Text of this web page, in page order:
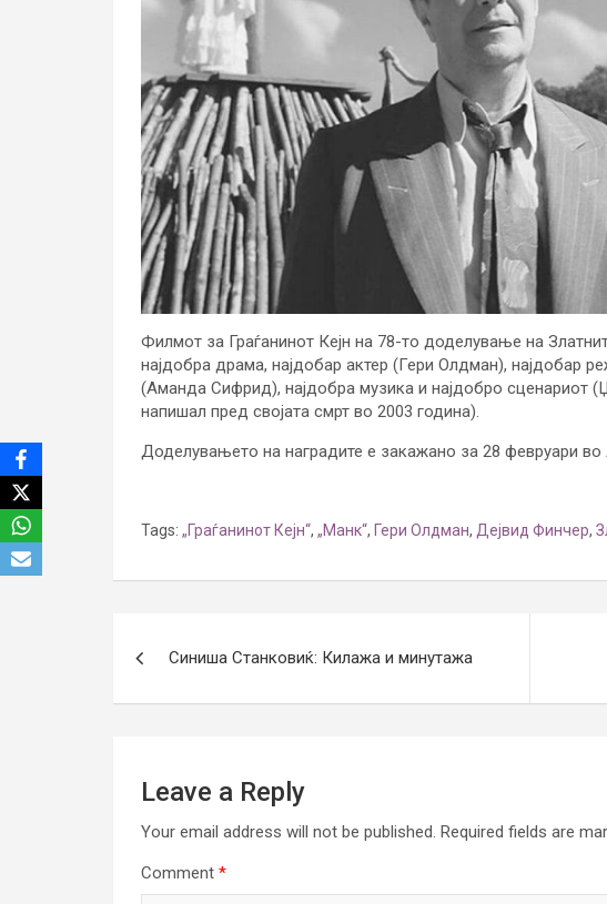
Филмот за Граѓанинот Кејн на 78-то доделување на
најдобра драма, најдобар актер (Гери Олдман), најдобар
(Аманда Сифрид), најдобра музика и најдобро сценариот
напишал пред својата смрт во 2003 година).
Доделувањето на наградите е закажано за 28 февруари
Tags: „Граѓанинот Кејн“, „Манк“, Гери Олдман, Дејвид Финчер,
Синиша Станковиќ: Килажа и минутажа
Leave a Reply
Your email address will not be published. Required fields are
Comment *